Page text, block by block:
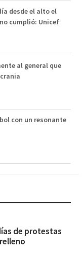
desde el alto el
cumplió: Unicef
al general que
con un resonante
de protestas